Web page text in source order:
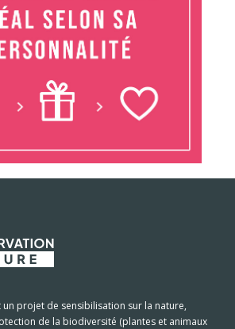
projet de sensibilisation sur la nature,
de la biodiversité (plantes et animaux